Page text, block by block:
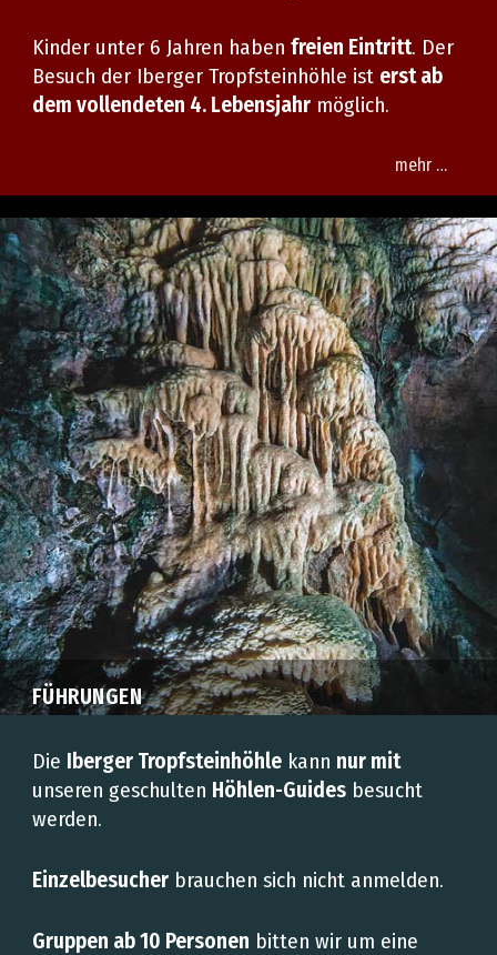
Kinder unter 6 Jahren haben freien Eintritt. Der
Besuch der Iberger Tropfsteinhöhle ist erst ab
dem vollendeten 4. Lebensjahrmöglich.
mehr …
FÜHRUNGEN
Die Iberger Tropfsteinhöhlekann nur mit
unseren geschulten Höhlen-Guidesbesucht
werden.
Einzelbesucherbrauchen sich nicht anmelden.
Gruppen ab 10 Personen bitten wir um eine